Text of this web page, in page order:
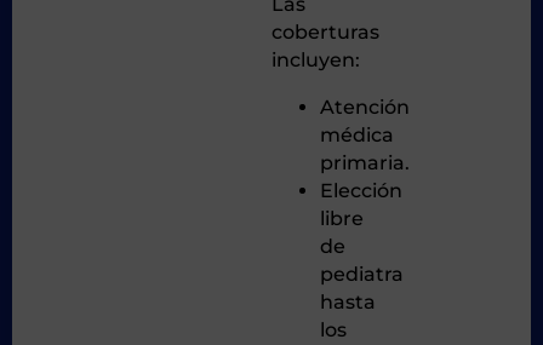
Las
coberturas
incluyen:
Atención
médica
primaria.
Elección
libre
de
pediatra
hasta
los